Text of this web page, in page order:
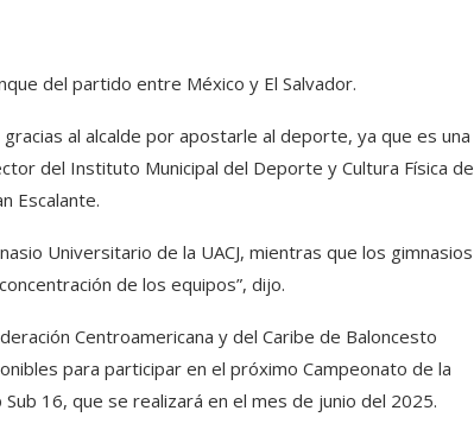
del partido entre México y El Salvador.
al alcalde por apostarle al deporte, ya que es una
del Instituto Municipal del Deporte y Cultura Física de
Escalante.
Universitario de la UACJ, mientras que los gimnasios
de los equipos”, dijo.
Centroamericana y del Caribe de Baloncesto
para participar en el próximo Campeonato de la
16, que se realizará en el mes de junio del 2025.